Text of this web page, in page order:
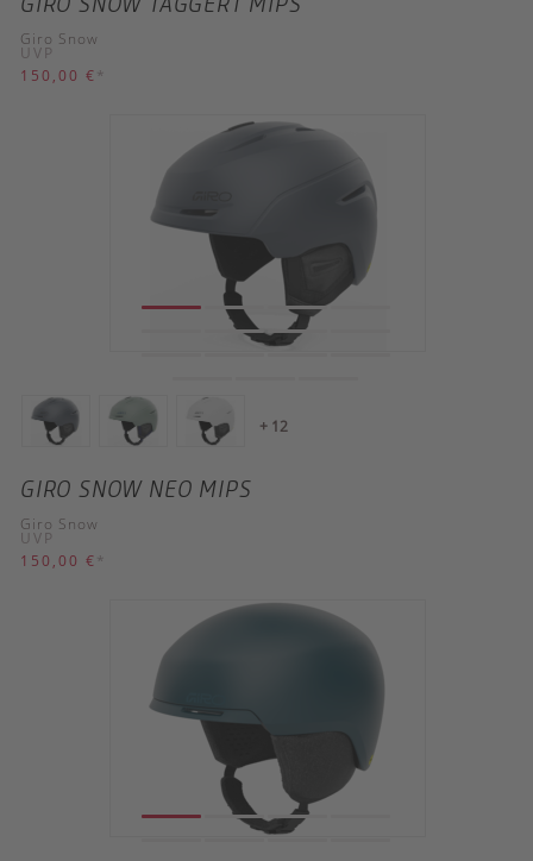
Giro Snow
UVP
150,00 € *
+ 12
GIRO SNOW NEO MIPS
Giro Snow
UVP
150,00 € *